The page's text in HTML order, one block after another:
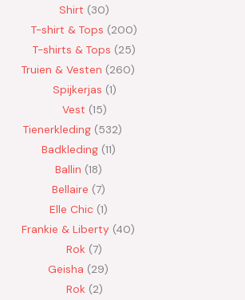
Shirt
30
T-shirt & Tops
200
T-shirts & Tops
25
Truien & Vesten
260
Spijkerjas 1
Vest 15
Tienerkleding 532
Badkleding 11
Ballin 18
Bellaire 7
Elle Chic 1
Frankie & Liberty 40
Rok 7
Geisha
29
Rok 2